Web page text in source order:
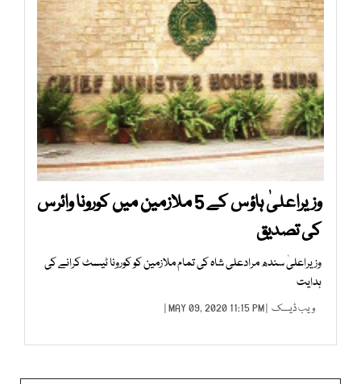
وزیراعلیٰ ہاؤس کے 5 ملازمین میں کورونا وائرس
کی تصدیق
وزیراعلیٰ سندھ مرادعلی شاہ کی تمام ملازمین کو کورونا ٹیسٹ کرانے کی
ہدایت
ویب ڈیسک | MAY 09, 2020 11:15 PM |